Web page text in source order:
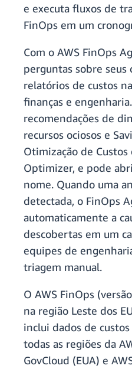
e executa fluxos de
FinOps em um
Com o AWS FinOps
perguntas sobre seus
relatórios de custos
finanças e
recomendações de
recursos ociosos e
Otimização de Custos
Optimizer, e pode
nome. Quando uma
detectada, o FinOps
automaticamente a
descobertas em um
equipes de
triagem manual.
O AWS FinOps
na região Leste dos
inclui dados de
todas as regiões da
GovCloud (EUA) e